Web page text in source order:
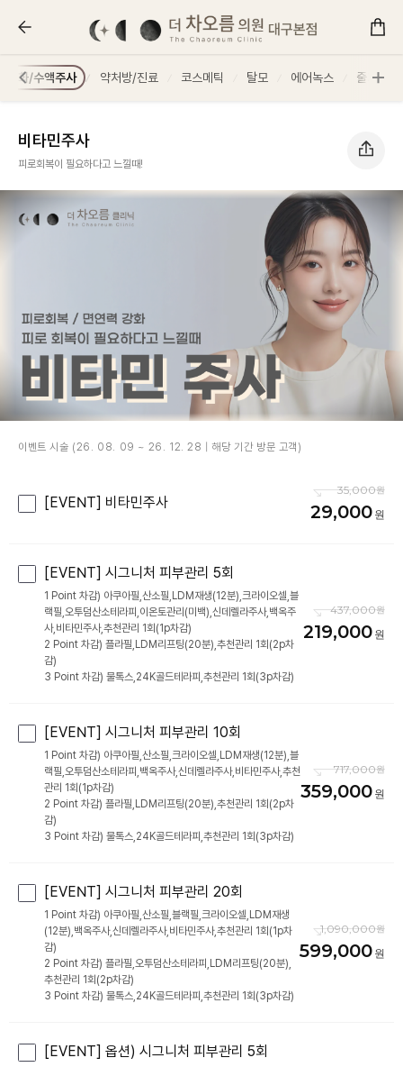
비타민주사 :: 더 차오름의원
노화/수액주사 약처방/진료 코스메틱 탈모 에어녹스 줄기세포
비타민주사
피로회복이 필요하다고 느낄때!
이벤트 시술 (26. 08. 09 ~ 26. 12. 28 | 해당 기간 방문 고객)
[EVENT] 비타민주사
35,000
29,000
[EVENT] 시그니처 피부관리 5회
1 Point 차감) 아쿠아필,산소필,LDM재생(12분),크라이오셀,블
랙필,오투덤산소테라피,이온토관리(미백),신데렐라주사,백옥주
사,비타민주사,추천관리 1회(1p차감)
2 Point 차감) 플라필,LDM리프팅(20분),추천관리 1회(2p차
감)
3 Point 차감) 물톡스,24K골드테라피,추천관리 1회(3p차감)
437,000
219,000
[EVENT] 시그니처 피부관리 10회
1 Point 차감) 아쿠아필,산소필,크라이오셀,LDM재생(12분),블
랙필,오투덤산소테라피,백옥주사,신데렐라주사,비타민주사,추천
관리 1회(1p차감)
2 Point 차감) 플라필,LDM리프팅(20분),추천관리 1회(2p차
감)
3 Point 차감) 물톡스,24K골드테라피,추천관리 1회(3p차감)
717,000
359,000
[EVENT] 시그니처 피부관리 20회
1 Point 차감) 아쿠아필,산소필,블랙필,크라이오셀,LDM재생
(12분),백옥주사,신데렐라주사,비타민주사,추천관리 1회(1p차
감)
2 Point 차감) 플라필,오투덤산소테라피,LDM리프팅(20분),
추천관리 1회(2p차감)
3 Point 차감) 물톡스,24K골드테라피,추천관리 1회(3p차감)
1,090,000
599,000
[EVENT] 옵션) 시그니처 피부관리 5회